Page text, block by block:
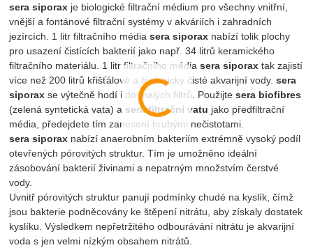
sera siporax je biologické filtrační médium pro všechny vnitřní,
vnější a fontánové filtrační systémy v akváriích i zahradních
jezírcích. 1 litr filtračního médiasera siporax nabízí tolik plochy
pro usazení čistících bakterií jako např. 34 litrů keramického
filtračního materiálu. 1 litr filtračního médiasera siporax tak zajistí
více než 200 litrů křišťálové a biologicky čisté akvarijní vody.sera
siporax se výtečně hodí i do malých filtrů. Použijtesera biofibres
(zelená syntetická vata) a sera filtrační vatu jako předfiltrační
média, předejdete tím zanesení hrubými nečistotami.
sera siporax nabízí anaerobním bakteriím extrémně vysoký podíl
otevřených pórovitých struktur. Tím je umožněno ideální
zásobování bakterií živinami a nepatrným množstvím čerstvé
vody.
Uvnitř pórovitých struktur panují podmínky chudé na kyslík, čímž
jsou bakterie podněcovány ke štěpení nitrátu, aby získaly dostatek
kyslíku. Výsledkem nepřetržitého odbourávání nitrátu je akvarijní
voda s jen velmi nízkým obsahem nitrátů.